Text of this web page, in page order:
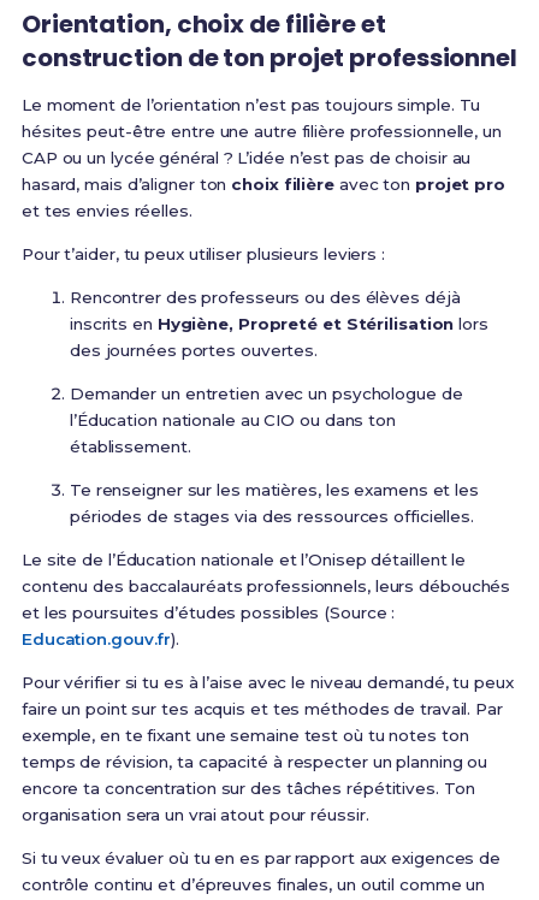
Orientation, choix de filière et
construction de ton projet professionnel
Le moment de l’orientation n’est pas toujours simple. Tu
hésites peut-être entre une autre filière professionnelle, un
CAP ou un lycée général ? L’idée n’est pas de choisir au
hasard, mais d’aligner ton choix filièreavec ton projet pro
et tes envies réelles.
Pour t’aider, tu peux utiliser plusieurs leviers :
Rencontrer des professeurs ou des élèves déjà
inscrits en Hygiène, Propreté et Stérilisation lors
des journées portes ouvertes.
Demander un entretien avec un psychologue de
l’Éducation nationale au CIO ou dans ton
établissement.
Te renseigner sur les matières, les examens et les
périodes de stages via des ressources officielles.
Le site de l’Éducation nationale et l’Onisep détaillent le
contenu des baccalauréats professionnels, leurs débouchés
et les poursuites d’études possibles (Source :
Education.gouv.fr).
Pour vérifier si tu es à l’aise avec le niveau demandé, tu peux
faire un point sur tes acquis et tes méthodes de travail. Par
exemple, en te fixant une semaine test où tu notes ton
temps de révision, ta capacité à respecter un planning ou
encore ta concentration sur des tâches répétitives. Ton
organisation sera un vrai atout pour réussir.
Si tu veux évaluer où tu en es par rapport aux exigences de
contrôle continu et d’épreuves finales, un outil comme un